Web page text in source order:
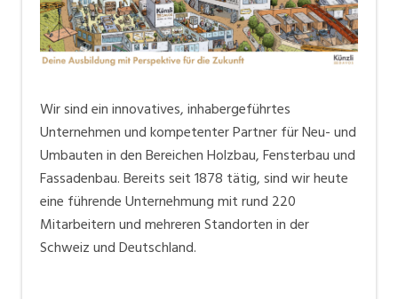
Teams und bau mit uns die Welt von morgen! Auch
Initiativbewerbungen sind willkommen.
Wir sind ein innovatives, inhabergeführtes
Unternehmen und kompetenter Partner für Neu- und
Umbauten in den Bereichen Holzbau, Fensterbau und
Fassadenbau. Bereits seit 1878 tätig, sind wir heute
eine führende Unternehmung mit rund 220
Mitarbeitern und mehreren Standorten in der
Schweiz und Deutschland.